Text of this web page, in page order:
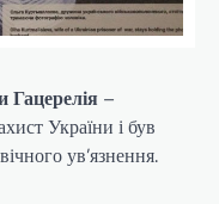
–
України і був
ув’язнення.